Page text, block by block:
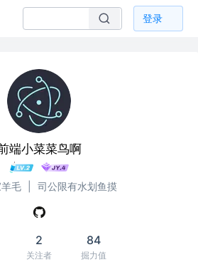
登录
端小菜菜鸟啊
毛 司公限有水划鱼摸
2
关注者
84
掘力值